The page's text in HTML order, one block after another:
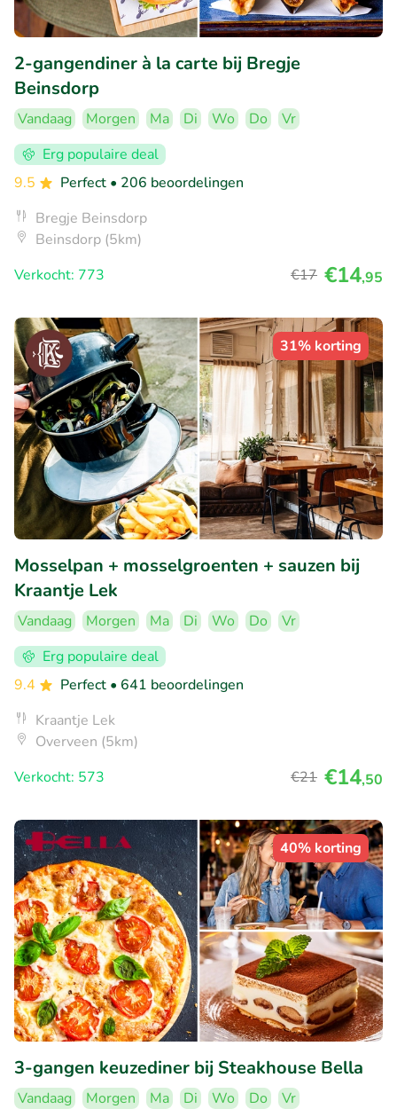
2-gangendiner à la carte bij Bregje
Beinsdorp
Vandaag Morgen Ma Di Wo Do
Vr
Erg populaire deal
9.5
Perfect • 206 beoordelingen
Bregje Beinsdorp
Beinsdorp (5km)
Verkocht: 773
€17 €14,95
31% korting
Mosselpan + mosselgroenten + sauzen bij
Kraantje Lek
Vandaag Morgen Ma Di Wo Do
Vr
Erg populaire deal
9.4
Perfect • 641 beoordelingen
Kraantje Lek
Overveen (5km)
Verkocht: 573
€21 €14,50
40% korting
3-gangen keuzediner bij Steakhouse Bella
Vandaag Morgen Ma Di Wo Do
Vr